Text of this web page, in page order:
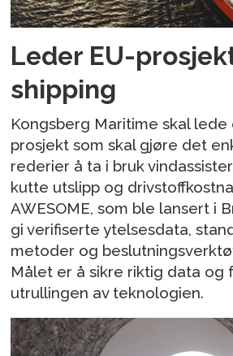
Leder EU-
shipping
Kongsberg Maritime skal lede
prosjekt som skal gjøre det
rederier å ta i bruk
kutte utslipp og
AWESOME, som ble lansert i
gi verifiserte ytelsesdata,
metoder og
Målet er å sikre riktig data og
utrullingen av teknologien.